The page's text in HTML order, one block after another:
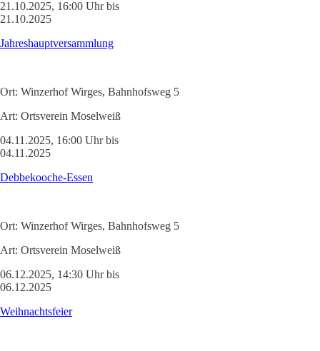
21.10.2025, 16:00 Uhr bis
21.10.2025
Jahreshauptversammlung
Ort: Winzerhof Wirges, Bahnhofsweg 5
Art: Ortsverein Moselweiß
04.11.2025, 16:00 Uhr bis
04.11.2025
Debbekooche-Essen
Ort: Winzerhof Wirges, Bahnhofsweg 5
Art: Ortsverein Moselweiß
06.12.2025, 14:30 Uhr bis
06.12.2025
Weihnachtsfeier